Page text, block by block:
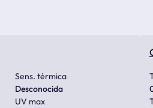
Sens. térmica
Desconocida
UV max